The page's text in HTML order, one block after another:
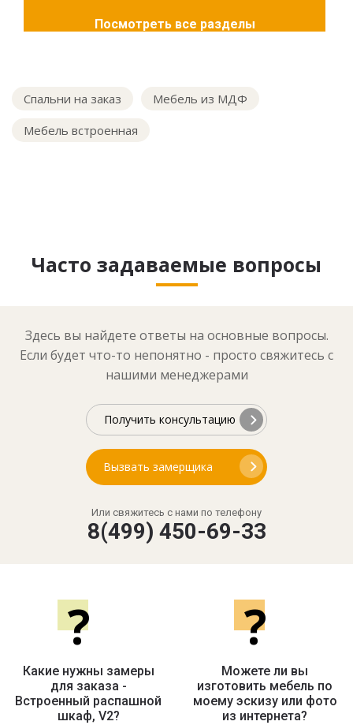
Посмотреть все разделы
Спальни на заказ
Мебель из МДФ
Мебель встроенная
Часто задаваемые вопросы
Здесь вы найдете ответы на основные вопросы.
Если будет что-то непонятно - просто свяжитесь с
нашими менеджерами
Получить консультацию
Вызвать замерщика
Или свяжитесь с нами по телефону
8(499) 450-69-33
?
Какие нужны замеры
для заказа -
Встроенный распашной
шкаф, V2?
?
Можете ли вы
изготовить мебель по
моему эскизу или фото
из интернета?